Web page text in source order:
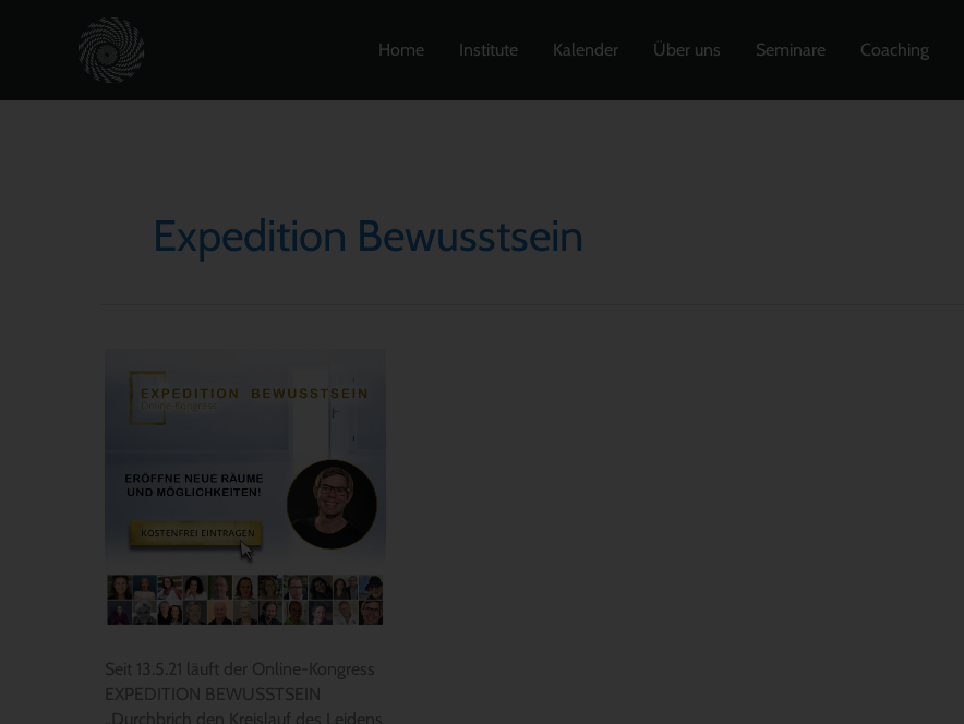
Home Institute Kalender Über uns Seminare Coaching
Expedition Bewusstsein
Seit 13.5.21 läuft der Online-Kongress
EXPEDITION BEWUSSTSEIN
„Durchbrich den Kreislauf des Leidens
Kongress
EXPEDITION